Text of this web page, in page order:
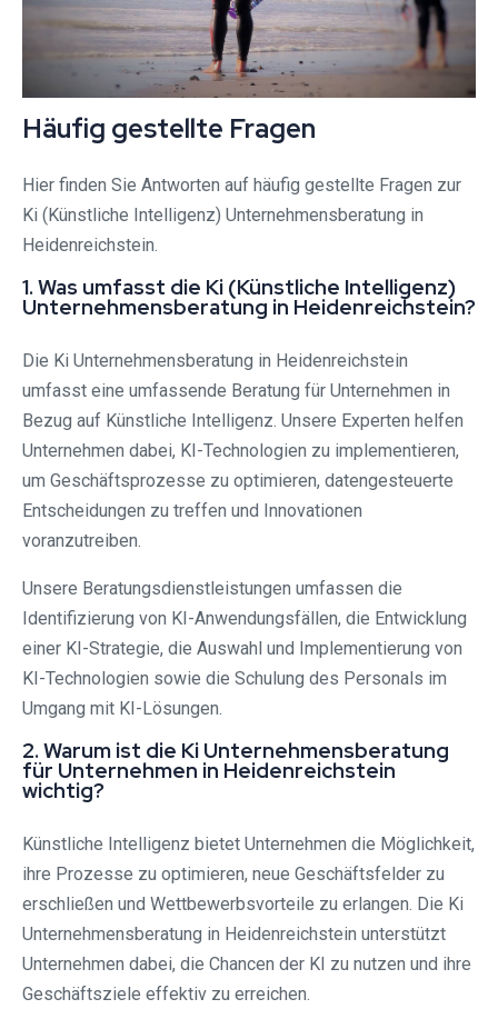
Häufig gestellte Fragen
Hier finden Sie Antworten auf häufig gestellte Fragen zur
Ki (Künstliche Intelligenz) Unternehmensberatung in
Heidenreichstein.
1. Was umfasst die Ki (Künstliche Intelligenz)
Unternehmensberatung in Heidenreichstein?
Die Ki Unternehmensberatung in Heidenreichstein
umfasst eine umfassende Beratung für Unternehmen in
Bezug auf Künstliche Intelligenz. Unsere Experten helfen
Unternehmen dabei, KI-Technologien zu implementieren,
um Geschäftsprozesse zu optimieren, datengesteuerte
Entscheidungen zu treffen und Innovationen
voranzutreiben.
Unsere Beratungsdienstleistungen umfassen die
Identifizierung von KI-Anwendungsfällen, die Entwicklung
einer KI-Strategie, die Auswahl und Implementierung von
KI-Technologien sowie die Schulung des Personals im
Umgang mit KI-Lösungen.
2. Warum ist die Ki Unternehmensberatung
für Unternehmen in Heidenreichstein
wichtig?
Künstliche Intelligenz bietet Unternehmen die Möglichkeit,
ihre Prozesse zu optimieren, neue Geschäftsfelder zu
erschließen und Wettbewerbsvorteile zu erlangen. Die Ki
Unternehmensberatung in Heidenreichstein unterstützt
Unternehmen dabei, die Chancen der KI zu nutzen und ihre
Geschäftsziele effektiv zu erreichen.